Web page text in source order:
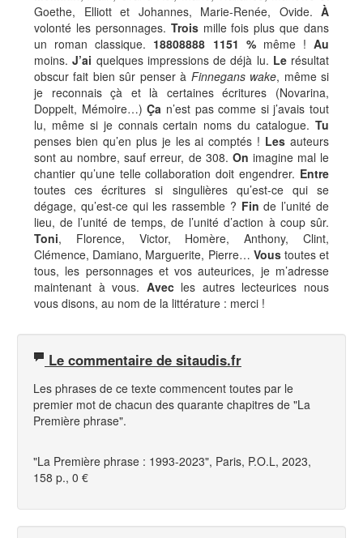
Goethe, Elliott et Johannes, Marie-Renée, Ovide. À
volonté les personnages. Trois mille fois plus que dans
un roman classique. 18808888 1151 % même ! Au
moins.J’ai quelques impressions de déjà lu. Lerésultat
obscur fait bien sûr penser à Finnegans wake, même si
je reconnais çà et là certaines écritures (Novarina,
Doppelt, Mémoire…)Ça n’est pas comme si j’avais tout
lu, même si je connais certain noms du catalogue. Tu
penses bien qu’en plus je les ai comptés ! Les auteurs
sont au nombre, sauf erreur, de 308. On imagine mal le
chantier qu’une telle collaboration doit engendrer. Entre
toutes ces écritures si singulières qu’est-ce qui se
dégage, qu’est-ce qui les rassemble ? Finde l’unité de
lieu, de l’unité de temps, de l’unité d’action à coup sûr.
Toni, Florence, Victor, Homère, Anthony, Clint,
Clémence, Damiano, Marguerite, Pierre… Vous toutes et
tous, les personnages et vos auteurices, je m’adresse
maintenant à vous. Avecles autres lecteurices nous
vous disons, au nom de la littérature : merci !
Le commentaire de sitaudis.fr
Les phrases de ce texte commencent toutes par le
premier mot de chacun des quarante chapitres de "La
Première phrase".
"La Première phrase : 1993-2023", Paris, P.O.L, 2023,
158 p., 0 €